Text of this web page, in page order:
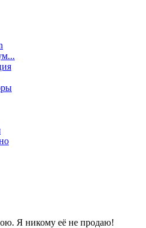
Я никому её не продаю!